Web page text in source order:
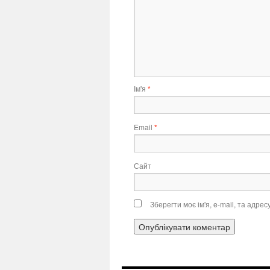
Ім'я *
Email *
Сайт
Зберегти моє ім'я, e-mail, та